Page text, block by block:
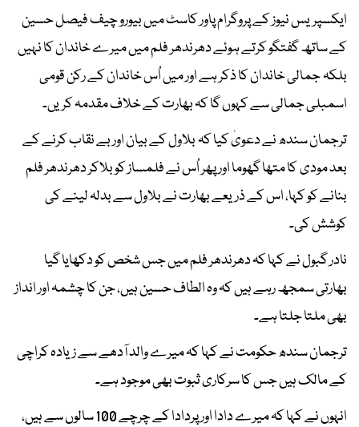
ایکسپریس نیوز کے پروگرام پاور کاسٹ میں بیورو چیف فیصل حسین
کے ساتھ گفتگو کرتے ہوئے دھرندھر فلم میں میرے خاندان کا نہیں
بلکہ جمالی خاندان کا ذکر ہے اور میں اُس خاندان کے رکن قومی
اسمبلی جمالی سے کہوں گا کہ بھارت کے خلاف مقدمہ کریں۔
ترجمان سندھ نے دعویٰ کیا کہ بلاول کے بیان اور بے نقاب کرنے کے
بعد مودی کا متھا گھوما اور پھر اُس نے فلمساز کو بلاکر دھرندھر فلم
بنانے کو کہا، اس کے ذریعے بھارت نے بلاول سے بدلہ لینے کی
کوشش کی۔
نادر گبول نے کہا کہ دھرندھر فلم میں جس شخص کو دکھایا گیا
بھارتی سمجھ رہے ہیں کہ وہ الطاف حسین ہیں، جن کا چشمہ اور انداز
بھی ملتا جلتا ہے۔
ترجمان سندھ حکومت نے کہا کہ میرے والد آدھے سے زیادہ کراچی
کے مالک ہیں جس کا سرکاری ثبوت بھی موجود ہے۔
انہوں نے کہا کہ میرے دادا اور پردادا کے چرچے 100 سالوں سے ہیں،